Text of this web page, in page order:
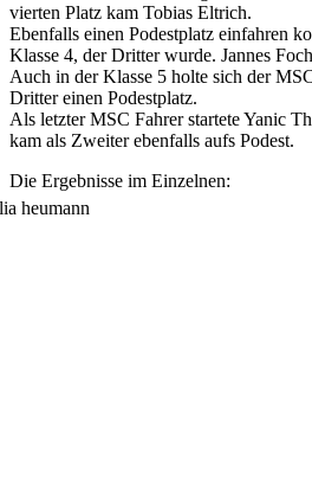
vierten Platz kam Tobias Eltrich.
Ebenfalls einen Podestplatz einfahren
Klasse 4, der Dritter wurde. Jannes
Auch in der Klasse 5 holte sich der
Dritter einen Podestplatz.
Als letzter MSC Fahrer startete Yanic
kam als Zweiter ebenfalls aufs Podest.
Die Ergebnisse im Einzelnen: